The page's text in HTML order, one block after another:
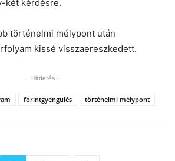
két kérdésre.
történelmi mélypont után
kissé visszaereszkedett.
- Hirdetés -
forintgyengülés történelmi mélypont